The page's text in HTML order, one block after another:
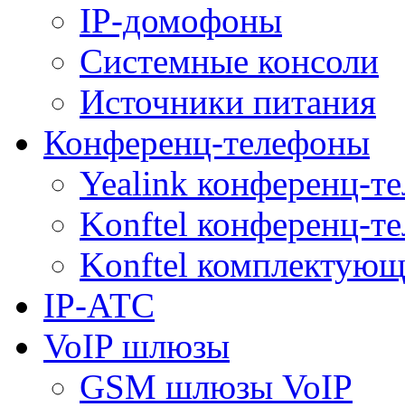
IP-домофоны
Системные консоли
Источники питания
Конференц-телефоны
Yealink конференц-
Konftel конференц-
Konftel
IP-АТС
VoIP шлюзы
GSM шлюзы VoIP